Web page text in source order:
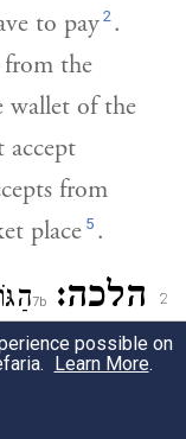
to pay2.
the
wallet of the
accept
from
place 5 .
2 הלכה:
תַּנֵּי. יִשְׂרָאֵל
possible on
Learn More.